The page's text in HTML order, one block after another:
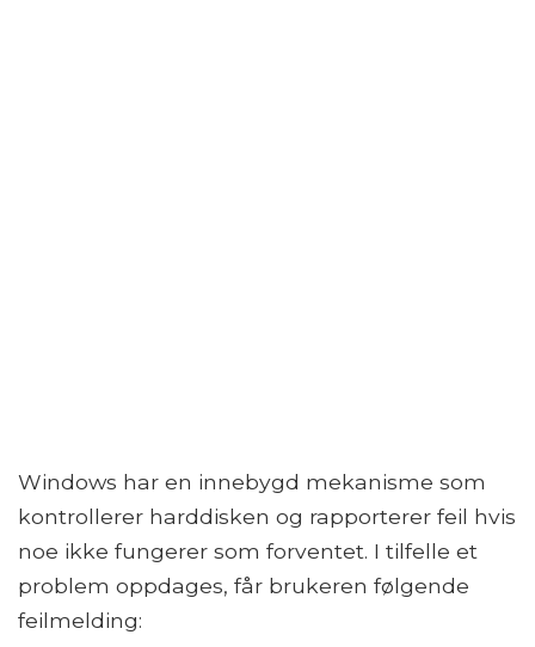
Windows har en innebygd mekanisme som
kontrollerer harddisken og rapporterer feil hvis
noe ikke fungerer som forventet. I tilfelle et
problem oppdages, får brukeren følgende
feilmelding: